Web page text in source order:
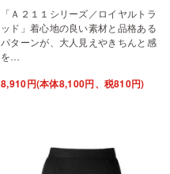
「Ａ２１１シリーズ／ロイヤルトラ
ッド」着心地の良い素材と品格ある
パターンが、大人見えやきちんと感
を…
8,910円(本体8,100円、税810円)